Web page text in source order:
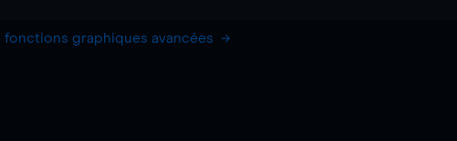
graphiques avancées